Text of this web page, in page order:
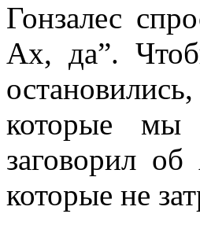
Гонзалес
Ах, да”.
которые мы
заговорил
которые не